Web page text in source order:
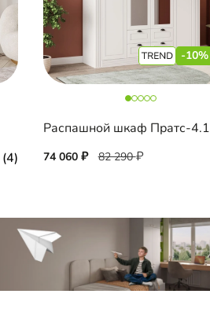
(4)
-10%
Распашной шкаф Пратс-4.1
74 060 82 290